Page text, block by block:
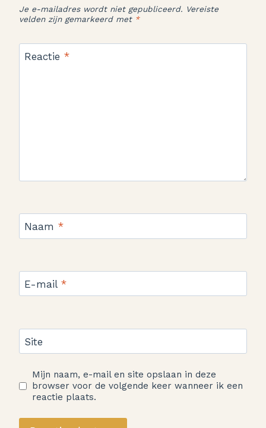
Je e-mailadres wordt niet gepubliceerd. Vereiste
velden zijn gemarkeerd met *
Reactie *
Naam *
E-mail *
Site
Mijn naam, e-mail en site opslaan in deze
browser voor de volgende keer wanneer ik een
reactie plaats.